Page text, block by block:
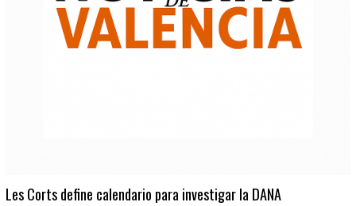
Les Corts define calendario para investigar la DANA